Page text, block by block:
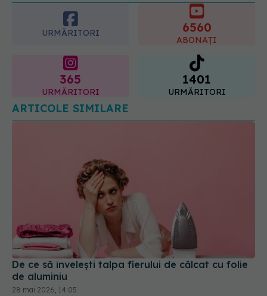
URMĂRITORI 6560
ABONAȚI
365
URMĂRITORI
1401
URMĂRITORI
ARTICOLE SIMILARE
De ce să învelești talpa fierului de călcat cu folie
de aluminiu
28 mai 2026, 14:05